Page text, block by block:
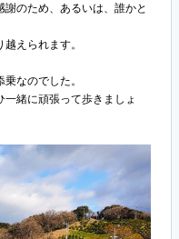
のため、あるいは、誰かと
えられます。
なのでした。
緒に頑張って歩きましょ